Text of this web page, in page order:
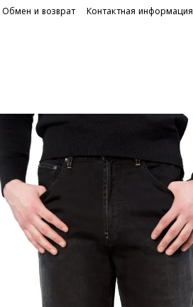
Обмен и возврат Контактная информация